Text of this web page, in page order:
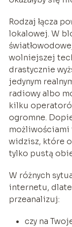
Rodzaj łącza
lokalowej. W
wolniejszej
drastycznie
jedynym
radiowy albo
kilku
ogromne.
możliwościami
widzisz, które
tylko pustą
W różnych
internetu,
przeanalizuj:
czy na